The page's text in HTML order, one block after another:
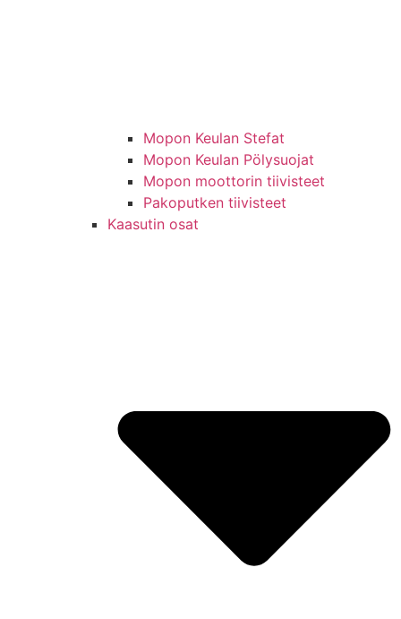
Mopon Keulan Stefat
Mopon Keulan Pölysuojat
Mopon moottorin tiivisteet
Pakoputken tiivisteet
Kaasutin osat